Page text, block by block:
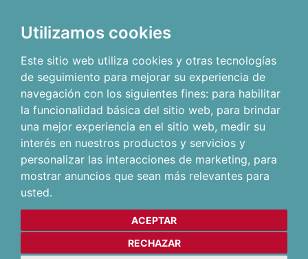
Utilizamos cookies
Este sitio web utiliza cookies y otras tecnologías
de seguimiento para mejorar su experiencia de
navegación con los siguientes fines: para habilitar
la funcionalidad básica del sitio web, para brindar
una mejor experiencia en el sitio web, medir su
interés en nuestros productos y servicios y
personalizar las interacciones de marketing, para
mostrar anuncios que sean más relevantes para
usted.
ACEPTAR
RECHAZAR